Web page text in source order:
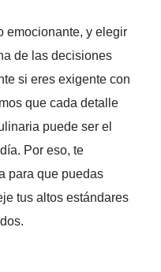
emocionante, y elegir
de las decisiones
si eres exigente con
que cada detalle
puede ser el
Por eso, te
para que puedas
tus altos estándares